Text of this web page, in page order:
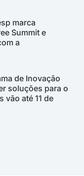
marca
Summit e
a
de Inovação
soluções para o
vão até 11 de